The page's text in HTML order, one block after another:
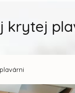
krytej